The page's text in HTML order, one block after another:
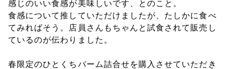
感じのいい食感が美味しいです、とのこと。
食感について推していただけましたが、たしかに食べ
てみればそう。店員さんもちゃんと試食されて販売し
ているのが伝わりました。
春限定のひとくちバーム詰合せを購入させていただき